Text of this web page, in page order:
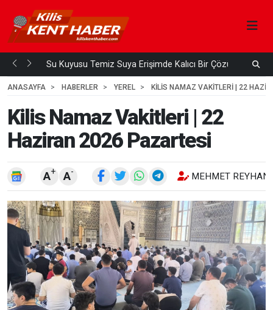
Su Kuyusu Temiz Suya Erişimde Kalıcı Bir Çözüm
3
ANASAYFA HABERLER YEREL KILIS NAMAZ VAKITLERI | 22
Kilis Namaz Vakitleri | 22
Haziran 2026 Pazartesi
A+ A- MEHMET